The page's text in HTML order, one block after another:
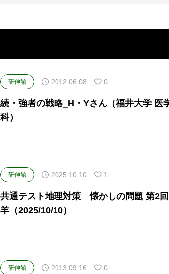
研伸館 2012.06.08 0
続・強者の戦略_H・Yさん（福井大学 医
科）
研伸館 2025.10.10 1
共通テスト地理対策 懐かしの問題 第2回
羊（2025/10/10）
研伸館 2013.09.16 0